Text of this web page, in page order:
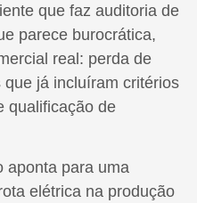
que faz auditoria de
parece burocrática,
real: perda de
já incluíram critérios
qualificação de
aponta para uma
elétrica na produção